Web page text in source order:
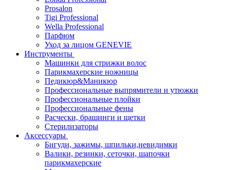
Prosalon
Tigi Professional
Wella Professional
Парфюм
Уход за лицом GENEVIE
Инструменты
Машинки для стрижки волос
Парикмахерские ножницы
Педикюр&Маникюр
Профессиональные выпрямители и утюжки
Профессиональные плойки
Профессиональные фены
Расчески, брашинги и щетки
Стерилизаторы
Аксессуары
Бигуди, зажимы, шпильки,невидимки
Валики, резинки, сеточки, шапочки
парикмахерские